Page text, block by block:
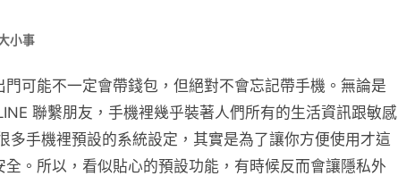
小事
可能不一定會帶錢包，但絕對不會忘記帶手機。無論是
聯繫朋友，手機裡幾乎裝著人們所有的生活資訊跟敏感
多手機裡預設的系統設定，其實是為了讓你方便使用才這
。所以，看似貼心的預設功能，有時候反而會讓隱私外